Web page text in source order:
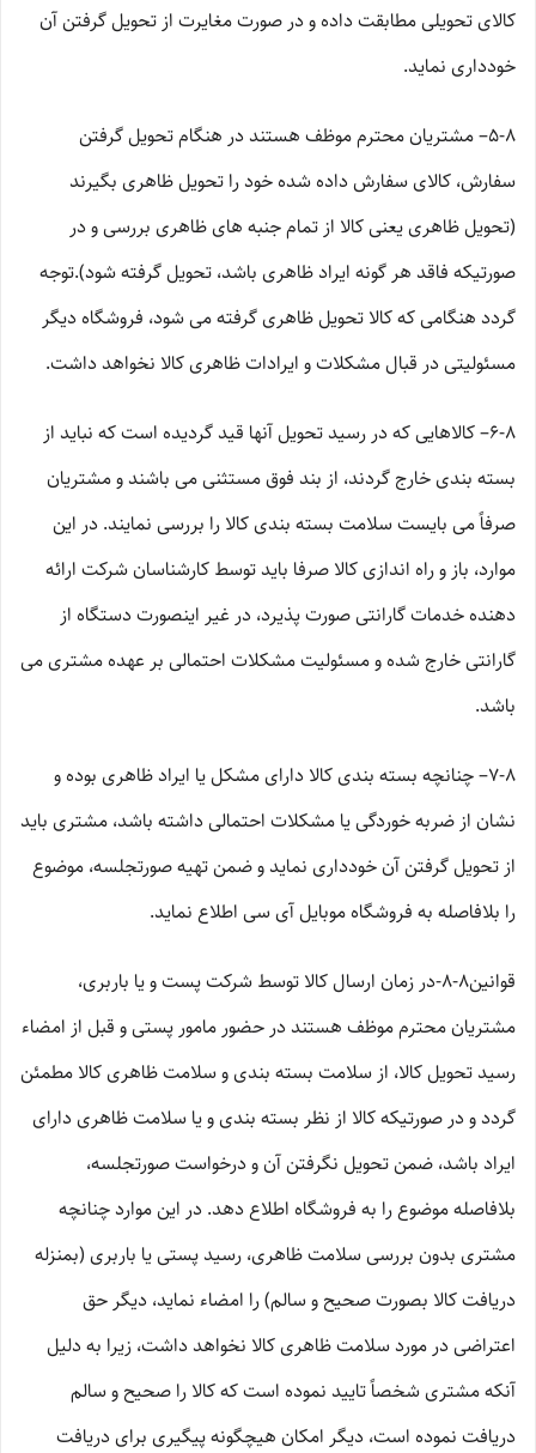
کالای تحویلی مطابقت داده و در صورت مغایرت از تحویل گرفتن آن
خودداری نماید.
۵-۸– مشتریان محترم موظف هستند در هنگام تحویل گرفتن
سفارش، کالای سفارش داده شده خود را تحویل ظاهری بگیرند
(تحویل ظاهری یعنی کالا از تمام جنبه های ظاهری بررسی و در
صورتیکه فاقد هر گونه ایراد ظاهری باشد، تحویل گرفته شود).توجه
گردد هنگامی که کالا تحویل ظاهری گرفته می شود، فروشگاه دیگر
مسئولیتی در قبال مشکلات و ایرادات ظاهری کالا نخواهد داشت.
۶-۸– کالاهایی که در رسید تحویل آنها قید گردیده است که نباید از
بسته بندی خارج گردند، از بند فوق مستثنی می باشند و مشتریان
صرفاً می بایست سلامت بسته بندی کالا را بررسی نمایند. در این
موارد، باز و راه اندازی کالا صرفا باید توسط کارشناسان شرکت ارائه
دهنده خدمات گارانتی صورت پذیرد، در غیر اینصورت دستگاه از
گارانتی خارج شده و مسئولیت مشکلات احتمالی بر عهده مشتری می
باشد.
۷-۸– چنانچه بسته بندی کالا دارای مشکل یا ایراد ظاهری بوده و
نشان از ضربه خوردگی یا مشکلات احتمالی داشته باشد، مشتری باید
از تحویل گرفتن آن خودداری نماید و ضمن تهیه صورتجلسه، موضوع
را بلافاصله به فروشگاه موبایل آی سی اطلاع نماید.
قوانین۸-۸-در زمان ارسال کالا توسط شرکت پست و یا باربری،
مشتریان محترم موظف هستند در حضور مامور پستی و قبل از امضاء
رسید تحویل کالا، از سلامت بسته بندی و سلامت ظاهری کالا مطمئن
گردد و در صورتیکه کالا از نظر بسته بندی و یا سلامت ظاهری دارای
ایراد باشد، ضمن تحویل نگرفتن آن و درخواست صورتجلسه،
بلافاصله موضوع را به فروشگاه اطلاع دهد. در این موارد چنانچه
مشتری بدون بررسی سلامت ظاهری، رسید پستی یا باربری (بمنزله
دریافت کالا بصورت صحیح و سالم) را امضاء نماید، دیگر حق
اعتراضی در مورد سلامت ظاهری کالا نخواهد داشت، زیرا به دلیل
آنکه مشتری شخصاً تایید نموده است که کالا را صحیح و سالم
دریافت نموده است، دیگر امکان هیچگونه پیگیری برای دریافت